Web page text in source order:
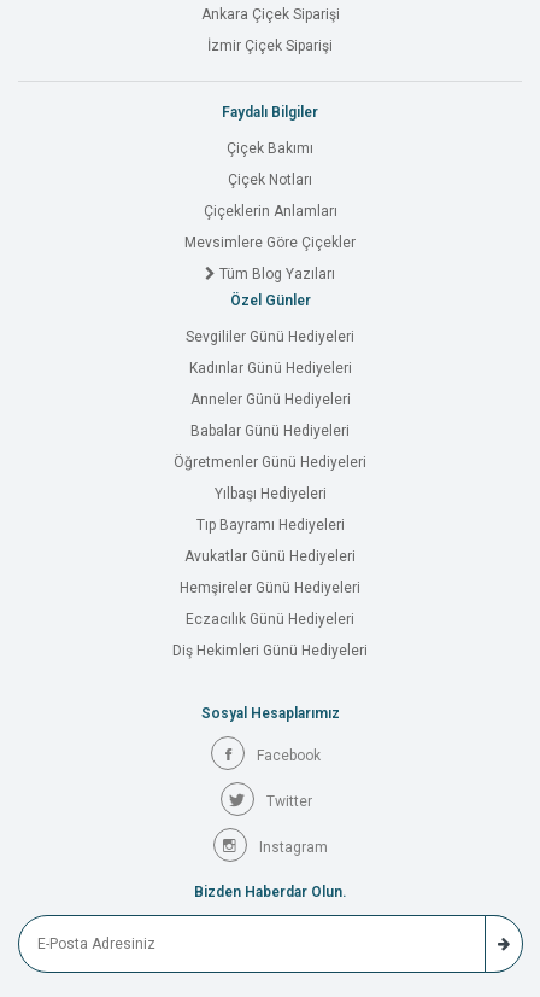
Ankara Çiçek Siparişi
İzmir Çiçek Siparişi
Faydalı Bilgiler
Çiçek Bakımı
Çiçek Notları
Çiçeklerin Anlamları
Mevsimlere Göre Çiçekler
Tüm Blog Yazıları
Özel Günler
Sevgililer Günü Hediyeleri
Kadınlar Günü Hediyeleri
Anneler Günü Hediyeleri
Babalar Günü Hediyeleri
Öğretmenler Günü Hediyeleri
Yılbaşı Hediyeleri
Tıp Bayramı Hediyeleri
Avukatlar Günü Hediyeleri
Hemşireler Günü Hediyeleri
Eczacılık Günü Hediyeleri
Diş Hekimleri Günü Hediyeleri
Sosyal Hesaplarımız
Facebook
Twitter
Instagram
Bizden Haberdar Olun.